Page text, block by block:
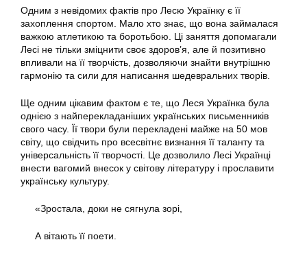
Одним з невідомих фактів про Лесю Українку є її
захоплення спортом. Мало хто знає, що вона займалася
важкою атлетикою та боротьбою. Ці заняття допомагали
Лесі не тільки зміцнити своє здоров’я, але й позитивно
впливали на її творчість, дозволяючи знайти внутрішню
гармонію та сили для написання шедевральних творів.
Ще одним цікавим фактом є те, що Леся Українка була
однією з найперекладаніших українських письменників
свого часу. Її твори були перекладені майже на 50 мов
світу, що свідчить про всесвітнє визнання її таланту та
універсальність її творчості. Це дозволило Лесі Українці
внести вагомий внесок у світову літературу і прославити
українську культуру.
«Зростала, доки не сягнула зорі,
А вітають її поети.